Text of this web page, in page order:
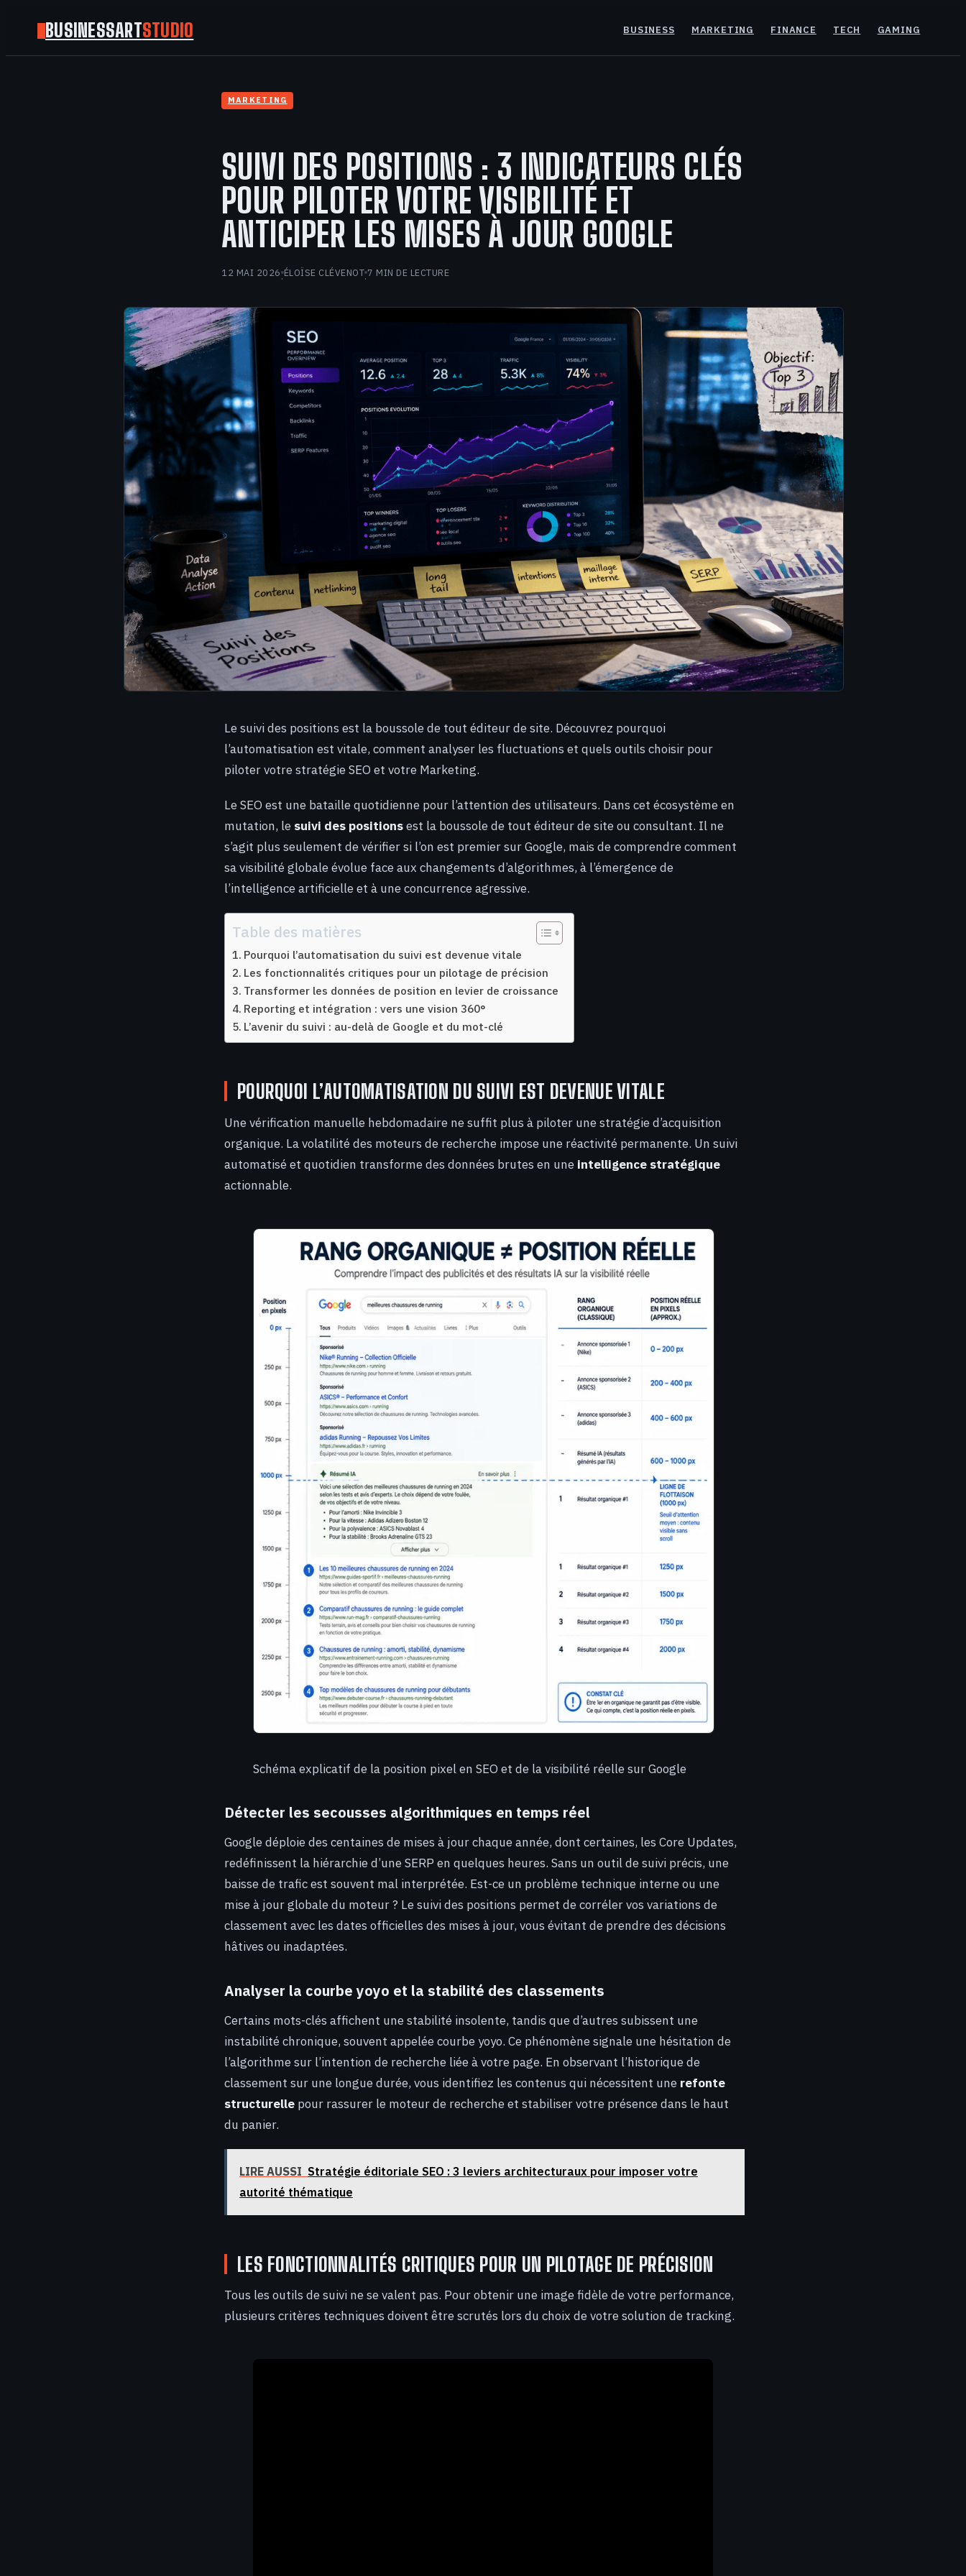
BUSINESSARTSTUDIO BUSINESS MARKETING FINANCE TECH GAMING
MARKETING
SUIVI DES POSITIONS : 3 INDICATEURS CLÉS
POUR PILOTER VOTRE VISIBILITÉ ET
ANTICIPER LES MISES À JOUR GOOGLE
12 MAI 2026·ÉLOÏSE CLÉVENOT·7 MIN DE LECTURE
Le suivi des positions est la boussole de tout éditeur de site. Découvrez pourquoi
l’automatisation est vitale, comment analyser les fluctuations et quels outils choisir pour
piloter votre stratégie SEO et votre Marketing.
Le SEO est une bataille quotidienne pour l’attention des utilisateurs. Dans cet écosystème en
mutation, le suivi des positionsest la boussole de tout éditeur de site ou consultant. Il ne
s’agit plus seulement de vérifier si l’on est premier sur Google, mais de comprendre comment
sa visibilité globale évolue face aux changements d’algorithmes, à l’émergence de
l’intelligence artificielle et à une concurrence agressive.
Table des matières
Pourquoi l’automatisation du suivi est devenue vitale
Les fonctionnalités critiques pour un pilotage de précision
Transformer les données de position en levier de croissance
Reporting et intégration : vers une vision 360°
L’avenir du suivi : au-delà de Google et du mot-clé
POURQUOI L’AUTOMATISATION DU SUIVI EST DEVENUE VITALE
Une vérification manuelle hebdomadaire ne suffit plus à piloter une stratégie d’acquisition
organique. La volatilité des moteurs de recherche impose une réactivité permanente. Un suivi
automatisé et quotidien transforme des données brutes en une intelligence stratégique
actionnable.
Schéma explicatif de la position pixel en SEO et de la visibilité réelle sur Google
Détecter les secousses algorithmiques en temps réel
Google déploie des centaines de mises à jour chaque année, dont certaines, les Core Updates,
redéfinissent la hiérarchie d’une SERP en quelques heures. Sans un outil de suivi précis, une
baisse de trafic est souvent mal interprétée. Est-ce un problème technique interne ou une
mise à jour globale du moteur ? Le suivi des positions permet de corréler vos variations de
classement avec les dates officielles des mises à jour, vous évitant de prendre des décisions
hâtives ou inadaptées.
Analyser la courbe yoyo et la stabilité des classements
Certains mots-clés affichent une stabilité insolente, tandis que d’autres subissent une
instabilité chronique, souvent appelée courbe yoyo. Ce phénomène signale une hésitation de
l’algorithme sur l’intention de recherche liée à votre page. En observant l’historique de
classement sur une longue durée, vous identifiez les contenus qui nécessitent une refonte
structurelle pour rassurer le moteur de recherche et stabiliser votre présence dans le haut
du panier.
LIRE AUSSI Stratégie éditoriale SEO : 3 leviers architecturaux pour imposer votre
autorité thématique
LES FONCTIONNALITÉS CRITIQUES POUR UN PILOTAGE DE PRÉCISION
Tous les outils de suivi ne se valent pas. Pour obtenir une image fidèle de votre performance,
plusieurs critères techniques doivent être scrutés lors du choix de votre solution de tracking.